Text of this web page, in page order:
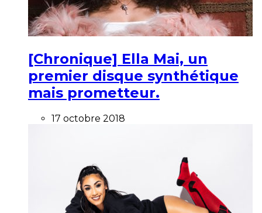
[Chronique] Ella Mai, un
premier disque synthétique
mais prometteur.
17 octobre 2018